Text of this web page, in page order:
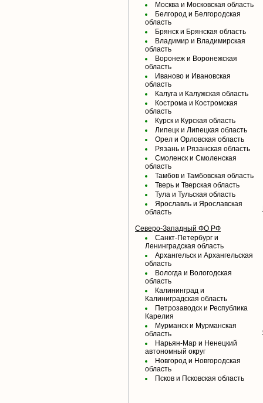
Москва и Московская область
Белгород и Белгородская
область
Брянск и Брянская область
Владимир и Владимирская
область
Воронеж и Воронежская
область
Иваново и Ивановская
область
Калуга и Калужская область
Кострома и Костромская
область
Курск и Курская область
Липецк и Липецкая область
Орел и Орловская область
Рязань и Рязанская область
Смоленск и Смоленская
область
Тамбов и Тамбовская область
Тверь и Тверская область
Тула и Тульская область
Ярославль и Ярославская
область
Северо-Западный ФО РФ
Санкт-Петербург и
Ленинградская область
Архангельск и Архангельская
область
Вологда и Вологодская
область
Калининград и
Калиниградская область
Петрозаводск и Республика
Карелия
Мурманск и Мурманская
область
Нарьян-Мар и Ненецкий
автономный округ
Новгород и Новгородская
область
Псков и Псковская область